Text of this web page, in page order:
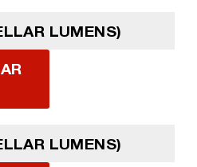
LUMENS)
LUMENS)